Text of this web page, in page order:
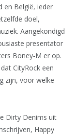
en België, ieder
doel,
Aangekondigd
presentator
Boney-M er op.
CityRock een
zijn, voor welke
Dirty Denims uit
Happy